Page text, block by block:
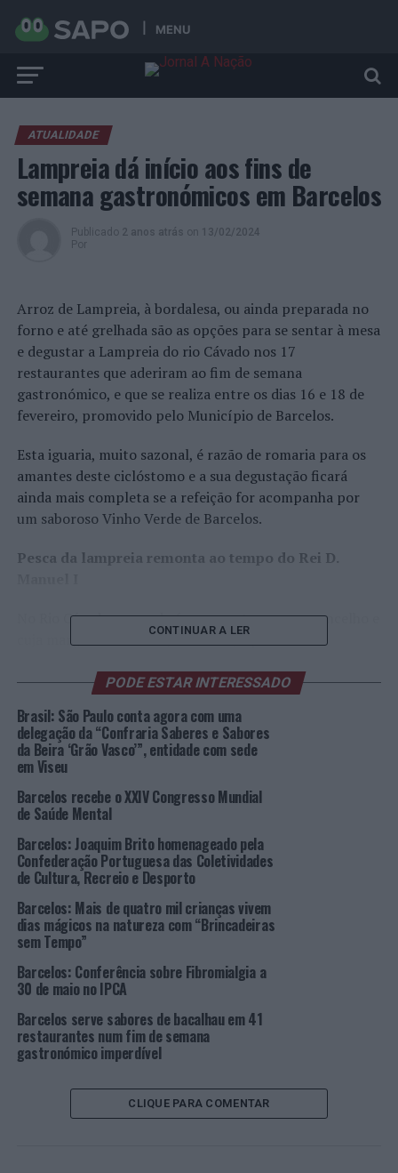
MENU
ATUALIDADE
Lampreia dá início aos fins de
semana gastronómicos em Barcelos
Publicado 2 anos atrás on 13/02/2024
Por
Arroz de Lampreia, à bordalesa, ou ainda preparada no
forno e até grelhada são as opções para se sentar à mesa
e degustar a Lampreia do rio Cávado nos 17
restaurantes que aderiram ao fim de semana
gastronómico, e que se realiza entre os dias 16 e 18 de
fevereiro, promovido pelo Município de Barcelos.
Esta iguaria, muito sazonal, é razão de romaria para os
amantes deste ciclóstomo e a sua degustação ficará
ainda mais completa se a refeição for acompanha por
um saboroso Vinho Verde de Barcelos.
Pesca da lampreia remonta ao tempo do Rei D.
No Rio Cávado, curso de água que atravessa o concelho e
cuja margem direita beija a cidade, a pesca deste
conforme atesta o Foral concedido a Barcelos em 1515,
Clero e Nobreza e que os pescadores tinham direito a
uma parte do que pescavam e o senhorio a três partes.
perdura até março. Este famoso ciclóstomo, que nasce
regressa novamente aos cursos de água doce onde se dá
o processo de reprodução, sendo que é nessa altura em
que pode ser capturado.
Restaurantes Aderentes
Entre outros, estes são os restaurantes onde pode
encontrar pratos de lampreia a seu gosto, mas é
aconselhável reservar mesa com antecedência: Bagoeira
(Barcelos), Casa dos Arcos (Barcelos), Chuva
(Barcelinhos), Cozinha Regional de Barcelos (Várzea),
Estrelas (Várzea), Maria de Medros (Barcelinhos), Os
Mouros (Arcozelo), Pedra Furada (Pedra Furada),
CONTINUAR A LER
PODE ESTAR INTERESSADO
Brasil: São Paulo conta agora com uma
delegação da “Confraria Saberes e Sabores
da Beira ‘Grão Vasco’”, entidade com sede
em Viseu
Barcelos recebe o XXIV Congresso Mundial
de Saúde Mental
Barcelos: Joaquim Brito homenageado pela
Confederação Portuguesa das Coletividades
de Cultura, Recreio e Desporto
Barcelos: Mais de quatro mil crianças vivem
dias mágicos na natureza com “Brincadeiras
sem Tempo”
Barcelos: Conferência sobre Fibromialgia a
30 de maio no IPCA
Barcelos serve sabores de bacalhau em 41
restaurantes num fim de semana
gastronómico imperdível
CLIQUE PARA COMENTAR